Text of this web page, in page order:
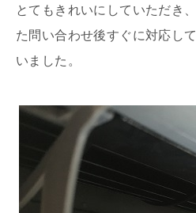
とてもきれいにしていただき
た問い合わせ後すぐに対応し
いました。